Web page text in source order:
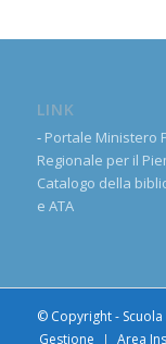
LINK
- Portale Ministero
Regionale per il
Catalogo della
e ATA
© Copyright -
Gestione
Area